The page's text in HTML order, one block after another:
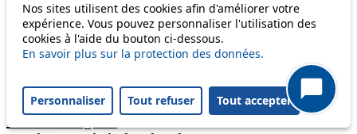
Suivez-nous
Suivez-
facebook
Suivez-
twitter
Suivez-
linkedin
Suivez-
youtube
nous sur
instagram
Mentions légales
Nos sites utilisent des cookies afin d'améliorer votre
expérience. Vous pouvez personnaliser l'utilisation des
cookies à l'aide du bouton ci-dessous.
En savoir plus sur la protection des données.
Personnaliser Tout refuser Tout accepter